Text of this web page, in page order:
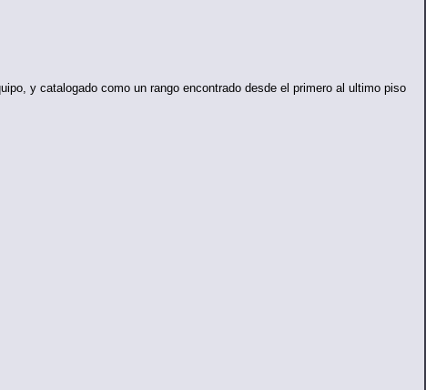
y catalogado como un rango encontrado desde el primero al ultimo piso